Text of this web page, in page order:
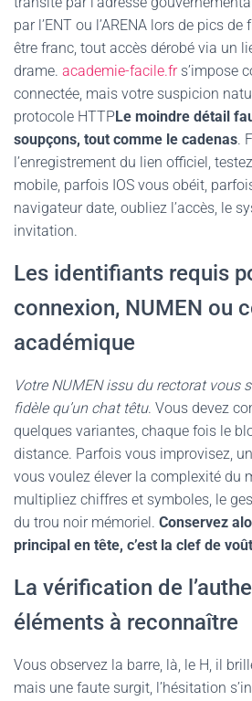
par l’ENT ou l’ARENA lors de pics
être franc, tout accès dérobé via un
drame. academie-facile.frs’impose
connectée, mais votre suspicion
protocole HTTPLe moindre détail
soupçons, tout comme le cadenas.
l’enregistrement du lien officiel,
mobile, parfois IOS vous obéit,
navigateur date, oubliez l’accès, le
invitation.
Les identifiants requis
connexion, NUMEN ou
académique
Votre NUMEN issu du rectorat vous
fidèle qu’un chat têtu. Vous devez
quelques variantes, chaque fois le
distance. Parfois vous improvisez,
vous voulez élever la complexité du
multipliez chiffres et symboles, le
du trou noir mémoriel. Conservez
principal en tête, c’est la clef de
La vérification de
éléments à reconnaître
Vous observez la barre, là, le H, il
mais une faute surgit, l’hésitation